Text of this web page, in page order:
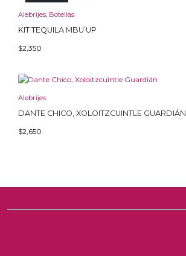
Agotado
Alebrijes Botellas
KIT TEQUILA MBU’UP
$2,350
Alebrijes
DANTE CHICO, XOLOITZCUINTLE GUARDIÁN
$2,650